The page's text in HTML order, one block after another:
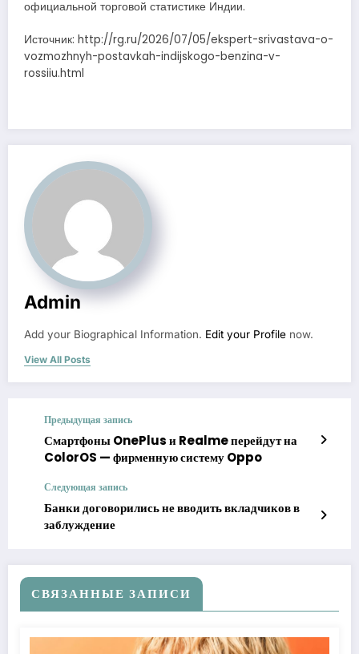
официальной торговой статистике Индии.
Источник: http://rg.ru/2026/07/05/ekspert-srivastava-o-
vozmozhnyh-postavkah-indijskogo-benzina-v-
rossiiu.html
Admin
Add your Biographical Information. Edit your Profile now.
View All Posts
Предыдущая запись
Смартфоны OnePlus и Realme перейдут на
ColorOS — фирменную систему Oppo
Следующая запись
Банки договорились не вводить вкладчиков в
заблуждение
СВЯЗАННЫЕ ЗАПИСИ